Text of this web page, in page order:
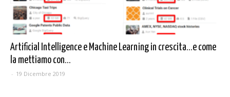
Artificial Intelligence e Machine Learning in crescita…e come
la mettiamo con...
- 19 Dicembre 2019